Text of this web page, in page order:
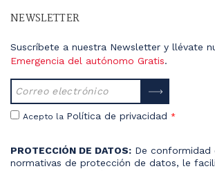
NEWSLETTER
Suscríbete a nuestra Newsletter y llévate
Emergencia del autónomo Gratis.
Acepto la Política de privacidad *
PROTECCIÓN DE DATOS: De conformidad
normativas de protección de datos, le